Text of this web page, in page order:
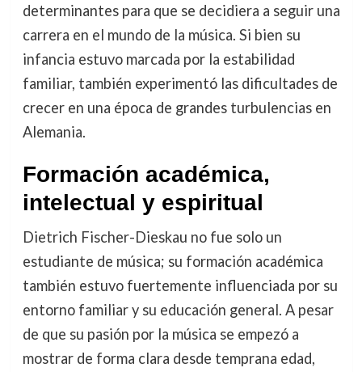
determinantes para que se decidiera a seguir una
carrera en el mundo de la música. Si bien su
infancia estuvo marcada por la estabilidad
familiar, también experimentó las dificultades de
crecer en una época de grandes turbulencias en
Alemania.
Formación académica,
intelectual y espiritual
Dietrich Fischer-Dieskau no fue solo un
estudiante de música; su formación académica
también estuvo fuertemente influenciada por su
entorno familiar y su educación general. A pesar
de que su pasión por la música se empezó a
mostrar de forma clara desde temprana edad,